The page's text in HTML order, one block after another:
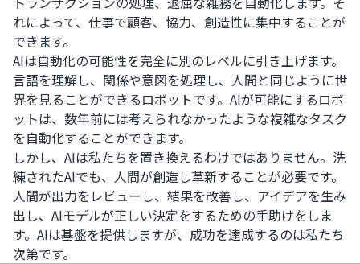
れによって、仕事で顧客、協力、創造性に集中することが
できます。
AIは自動化の可能性を完全に別のレベルに引き上げます。
言語を理解し、関係や意図を処理し、人間と同じように世
界を見ることができるロボットです。AIが可能にするロボ
ットは、数年前には考えられなかったような複雑なタスク
を自動化することができます。
しかし、AIは私たちを置き換えるわけではありません。洗
練されたAIでも、人間が創造し革新することが必要です。
人間が出力をレビューし、結果を改善し、アイデアを生み
出し、AIモデルが正しい決定をするための手助けをしま
す。AIは基盤を提供しますが、成功を達成するのは私たち
次第です。